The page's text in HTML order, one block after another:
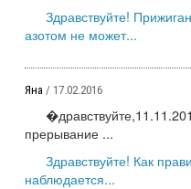
Здравствуйте!
азотом не может...
Яна / 17.02.2016
прерывание ...
Здравствуйте! Как
наблюдается...